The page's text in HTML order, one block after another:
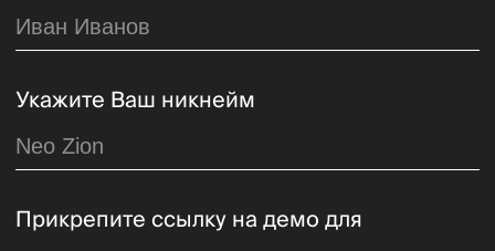
Политика обработки персональных данных
Отправить демо
Статьи
Артисты